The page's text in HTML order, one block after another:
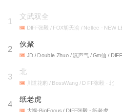
1
文武双全
DIFF张毅 / FOX胡天渝 / Nellee - NEW
2
伙聚
JD / Double Zhuo / 滇声气 / Gm仙 / DIFF张毅 / 秃子2z / 小安迪
3
北
川道花豹 / BossWang / DIFF张毅 - 北
4
纸老虎
大福-BigFocus / DIFF张毅 - 纸老虎